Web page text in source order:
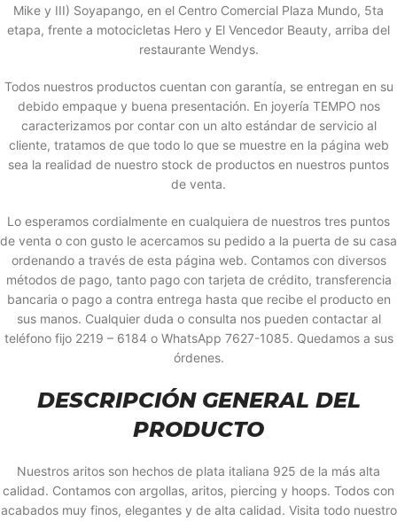
Mike y III) Soyapango, en el Centro Comercial Plaza Mundo, 5ta
etapa, frente a motocicletas Hero y El Vencedor Beauty, arriba del
restaurante Wendys.
Todos nuestros productos cuentan con garantía, se entregan en su
debido empaque y buena presentación. En joyería TEMPO nos
caracterizamos por contar con un alto estándar de servicio al
cliente, tratamos de que todo lo que se muestre en la página web
sea la realidad de nuestro stock de productos en nuestros puntos
de venta.
Lo esperamos cordialmente en cualquiera de nuestros tres puntos
de venta o con gusto le acercamos su pedido a la puerta de su casa
ordenando a través de esta página web. Contamos con diversos
métodos de pago, tanto pago con tarjeta de crédito, transferencia
bancaria o pago a contra entrega hasta que recibe el producto en
sus manos. Cualquier duda o consulta nos pueden contactar al
teléfono fijo 2219 – 6184 o WhatsApp 7627-1085. Quedamos a sus
órdenes.
DESCRIPCIÓN GENERAL DEL
PRODUCTO
Nuestros aritos son hechos de plata italiana 925 de la más alta
calidad. Contamos con argollas, aritos, piercing y hoops. Todos con
acabados muy finos, elegantes y de alta calidad. Visita todo nuestro